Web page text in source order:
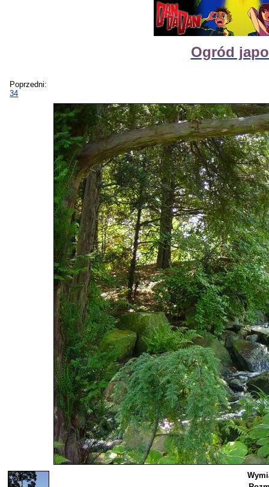
Ogród
Poprzedni:
34